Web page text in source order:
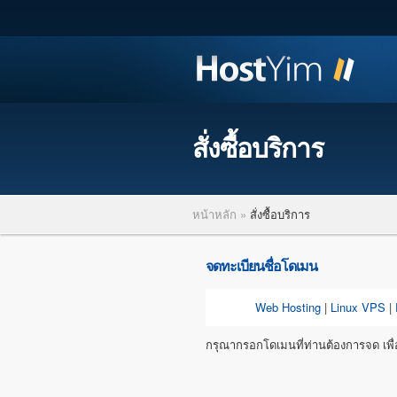
สั่งซื้อบริการ
หน้าหลัก » สั่งซื้อบริการ
จดทะเบียนชื่อโดเมน
Web Hosting| Linux VPS |
กรุณากรอกโดเมนที่ท่านต้องการจด เ